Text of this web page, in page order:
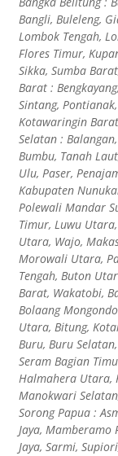
Bangli, Buleleng,
Lombok Tengah,
Flores Timur,
Sikka, Sumba
Barat :
Sintang,
Kotawaringin
Selatan :
Bumbu, Tanah
Ulu, Paser,
Kabupaten
Polewali Mandar
Timur, Luwu
Utara, Wajo,
Morowali Utara,
Tengah, Buton
Barat, Wakatobi,
Bolaang
Utara, Bitung,
Buru, Buru
Seram Bagian
Halmahera Utara,
Manokwari
Sorong Papua :
Jaya, Mamberamo
Jaya, Sarmi,